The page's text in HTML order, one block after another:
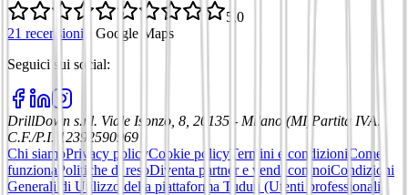
5,0
21 recensioni
Google Maps
Seguici sui social:
DrillDown s.r.l. Viale Isonzo, 8, 20135 - Milano (MI) Partita IVA:
C.F./P.I. 12392590969
Chi siamoPrivacy policyCookie policyTermini e condizioni Come
funziona Politiche di resoDiventa partner e vendi con noiCondizioni
Generali di Utilizzo della piattaforma Tuduu (Utenti professionali)